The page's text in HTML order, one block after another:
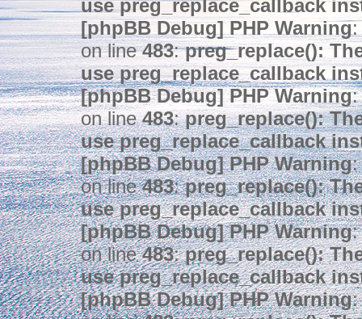
use preg_replace_callback
[phpBB Debug] PHP Warning:
on line483:preg_replace():
use preg_replace_callback
[phpBB Debug] PHP Warning:
on line483:preg_replace():
use preg_replace_callback
[phpBB Debug] PHP Warning:
on line483:preg_replace():
use preg_replace_callback
[phpBB Debug] PHP Warning:
on line483:preg_replace():
use preg_replace_callback
[phpBB Debug] PHP Warning: